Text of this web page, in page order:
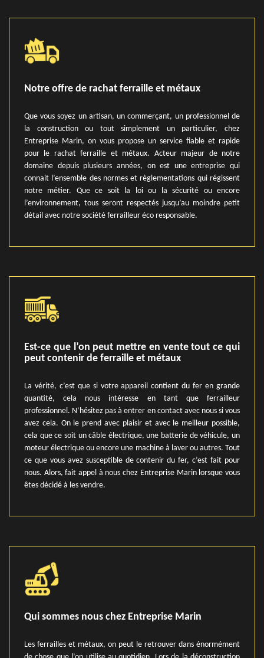
Notre offre de rachat ferraille et métaux
Que vous soyez un artisan, un commerçant, un professionnel de
la construction ou tout simplement un particulier, chez
Entreprise Marin, on vous propose un service fiable et rapide
pour le rachat ferraille et métaux. Acteur majeur de notre
domaine depuis plusieurs années, on est une entreprise qui
connait l’ensemble des normes et règlementations qui régissent
notre métier. Que ce soit la loi ou la sécurité ou encore
l’environnement, tous seront respectés jusqu’au moindre petit
détail avec notre société ferrailleur éco responsable.
Est-ce que l’on peut mettre en vente tout ce qui
peut contenir de ferraille et métaux
La vérité, c’est que si votre appareil contient du fer en grande
quantité, cela nous intéresse en tant que ferrailleur
professionnel. N’hésitez pas à entrer en contact avec nous si vous
avez cela. On le prend avec plaisir et avec le meilleur possible,
cela que ce soit un câble électrique, une batterie de véhicule, un
moteur électrique ou encore une machine à laver ou autres. Tout
ce que vous avez susceptible de contenir du fer, c’est fait pour
nous. Alors, fait appel à nous chez Entreprise Marin lorsque vous
êtes décidé à les vendre.
Qui sommes nous chez Entreprise Marin
Les ferrailles et métaux, on peut le retrouver dans énormément